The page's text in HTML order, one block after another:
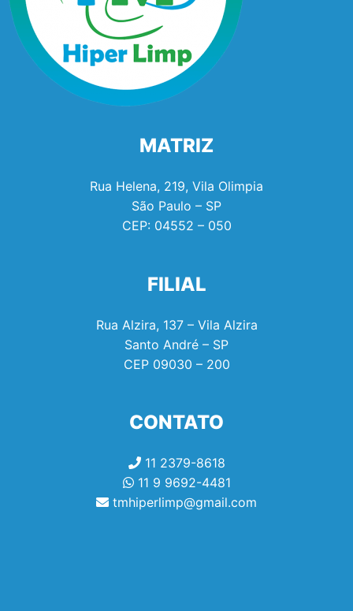
MATRIZ
Rua Helena, 219, Vila Olimpia
São Paulo – SP
CEP: 04552 – 050
FILIAL
Rua Alzira, 137 – Vila Alzira
Santo André – SP
CEP 09030 – 200
CONTATO
11 2379-8618
11 9 9692-4481
tmhiperlimp@gmail.com